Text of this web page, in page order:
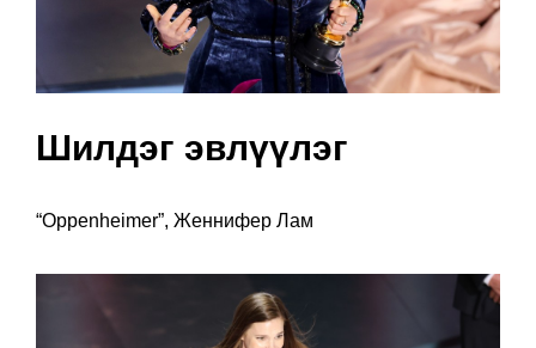
Шилдэг эвлүүлэг
“Oppenheimer”, Женнифер Лам